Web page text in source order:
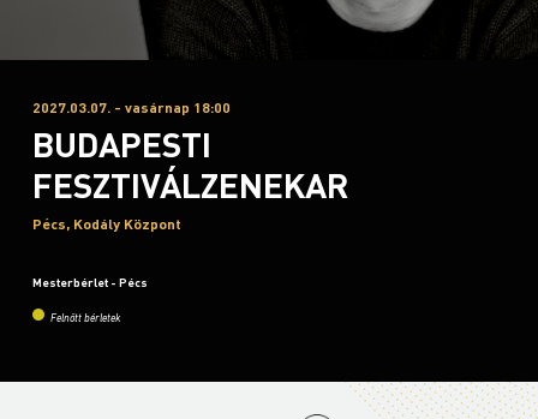
2027.03.07. - vasárnap 18:00
BUDAPESTI
FESZTIVÁLZENEKAR
Pécs, Kodály Központ
Mesterbérlet - Pécs
Felnőtt bérletek